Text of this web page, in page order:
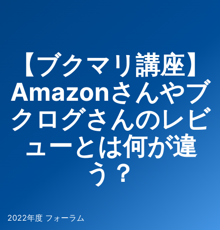
【ブクマリ講座】
Amazonさんやブ
クログさんのレビ
ューとは何が違
う？
2022年度 フォーラム